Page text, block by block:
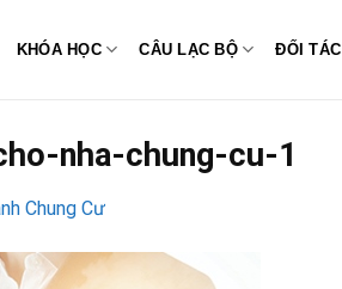
KHÓA HỌC CÂU LẠC BỘ ĐỐI TÁC
nha-chung-cu-1
Chung Cư